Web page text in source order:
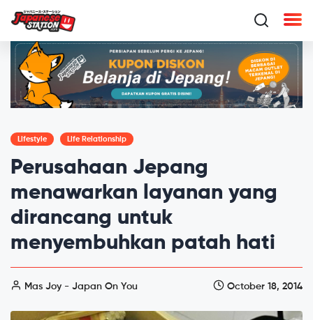
Lifestyle Life Relationship
Perusahaan Jepang
menawarkan layanan yang
dirancang untuk
menyembuhkan patah hati
Mas Joy - Japan On You October 18, 2014